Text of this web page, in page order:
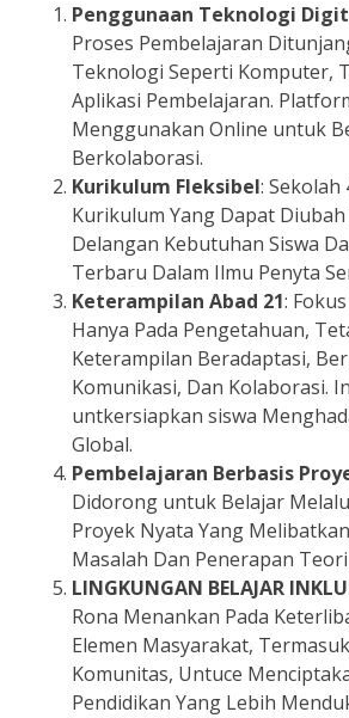
Penggunaan Teknologi
Proses Pembelajaran
Teknologi Seperti Komputer,
Aplikasi Pembelajaran.
Menggunakan Online untuk
Berkolaborasi.
Kurikulum Fleksibel: Sekolah
Kurikulum Yang Dapat
Delangan Kebutuhan Siswa
Terbaru Dalam Ilmu Penyta
Keterampilan Abad 21:
Hanya Pada Pengetahuan,
Keterampilan Beradaptasi,
Komunikasi, Dan Kolaborasi.
untkersiapkan siswa
Global.
Pembelajaran Berbasis
Didorong untuk Belajar
Proyek Nyata Yang
Masalah Dan Penerapan
LINGKUNGAN BELAJAR
Rona Menankan Pada
Elemen Masyarakat,
Komunitas, Untuce
Pendidikan Yang Lebih